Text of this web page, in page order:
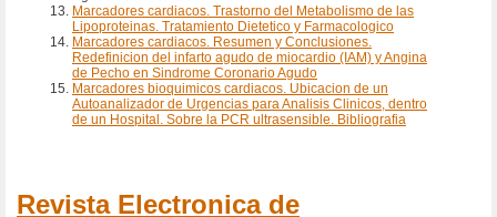
Marcadores cardiacos. Trastorno del Metabolismo de las
Lipoproteinas. Tratamiento Dietetico y Farmacologico
Marcadores cardiacos. Resumen y Conclusiones.
Redefinicion del infarto agudo de miocardio (IAM) y Angina
de Pecho en Sindrome Coronario Agudo
Marcadores bioquimicos cardiacos. Ubicacion de un
Autoanalizador de Urgencias para Analisis Clinicos, dentro
de un Hospital. Sobre la PCR ultrasensible. Bibliografia
Revista Electronica de